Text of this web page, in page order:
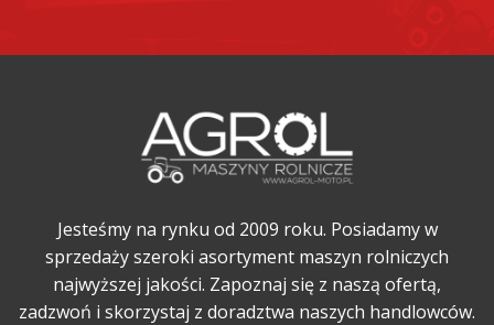
Jesteśmy na rynku od 2009 roku. Posiadamy w
sprzedaży szeroki asortyment maszyn rolniczych
najwyższej jakości. Zapoznaj się z naszą ofertą,
zadzwoń i skorzystaj z doradztwa naszych handlowców.